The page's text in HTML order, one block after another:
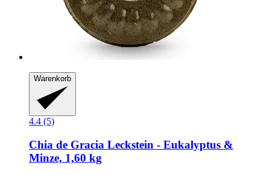
Warenkorb
4.4 (5)
Chia de Gracia Leckstein -​ Eukalyptus &
Minze, 1,60 kg